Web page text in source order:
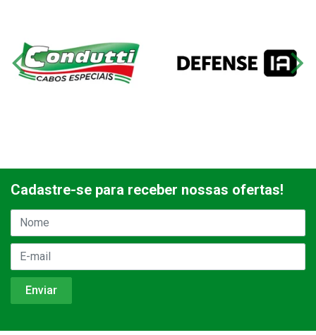
Cadastre-se para receber nossas ofertas!